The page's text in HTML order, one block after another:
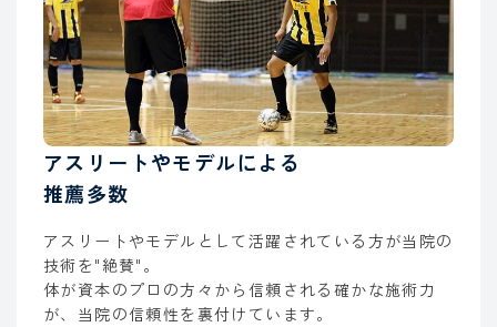
アスリートやモデルによる
推薦多数
アスリートやモデルとして活躍されている方が当院の
技術を"絶賛"。
体が資本のプロの方々から信頼される確かな施術力
が、当院の信頼性を裏付けています。